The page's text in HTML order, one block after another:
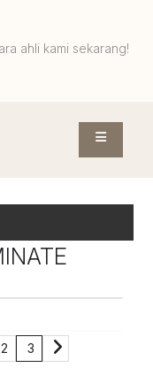
ahli kami sekarang!
2 3